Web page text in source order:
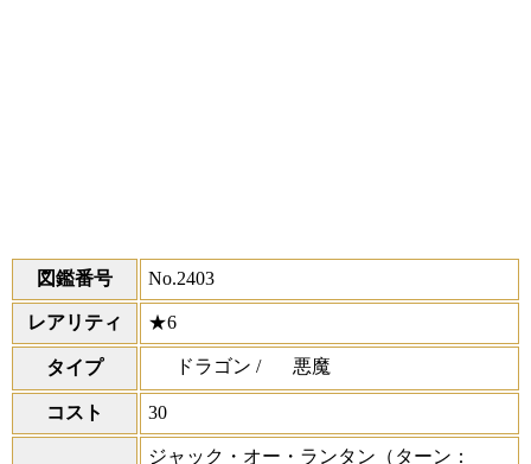
図鑑番号 No.2403
レアリティ ★6
タイプ ドラゴン / 悪魔
コスト 30
ジャック・オー・ランタン （ターン：